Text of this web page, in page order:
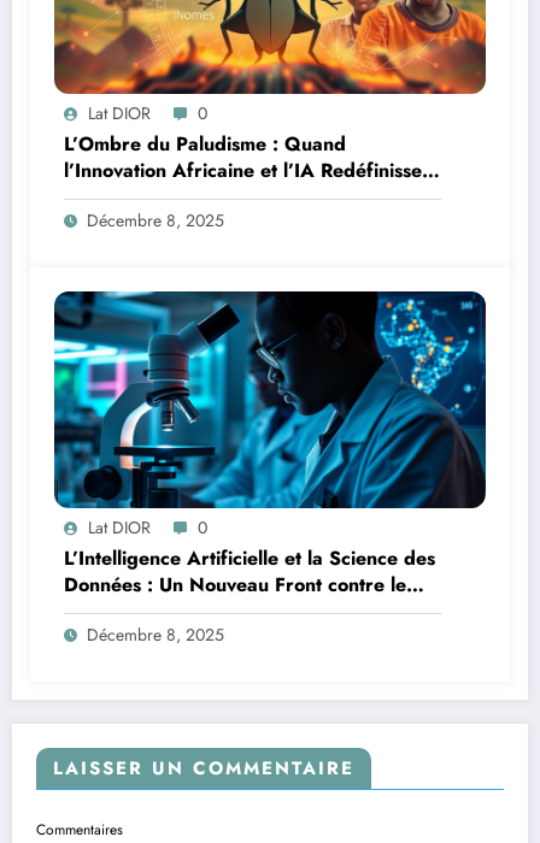
Lat DIOR 0
L’Ombre du Paludisme : Quand
l’Innovation Africaine et l’IA Redéfinissent
la Lutte
Décembre 8, 2025
Lat DIOR 0
L’Intelligence Artificielle et la Science des
Données : Un Nouveau Front contre le
Paludisme en Afrique
Décembre 8, 2025
LAISSER UN COMMENTAIRE
Commentaires